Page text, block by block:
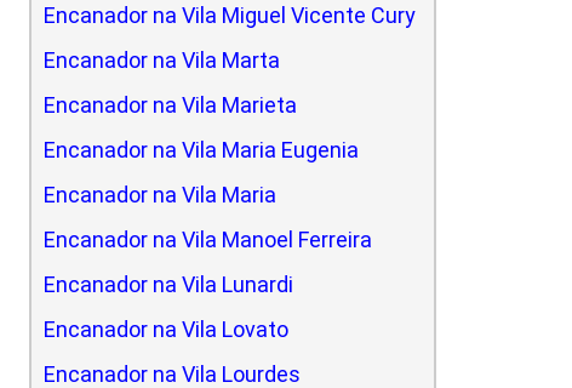
Encanador na Vila Miguel Vicente Cury
Encanador na Vila Marta
Encanador na Vila Marieta
Encanador na Vila Maria Eugenia
Encanador na Vila Maria
Encanador na Vila Manoel Ferreira
Encanador na Vila Lunardi
Encanador na Vila Lovato
Encanador na Vila Lourdes